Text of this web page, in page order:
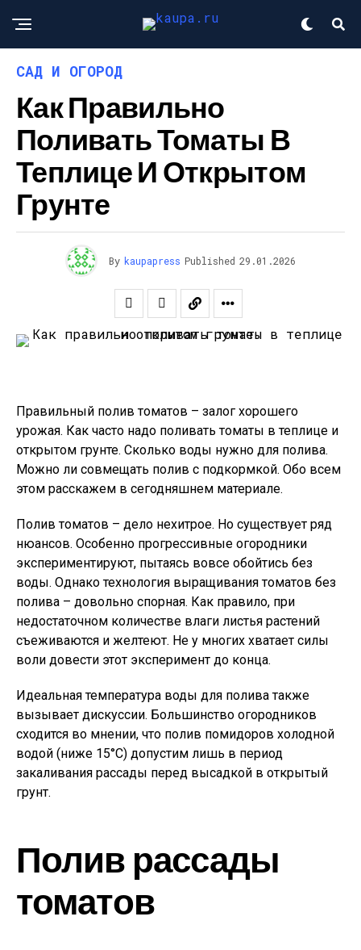
САД И ОГОРОД
Как Правильно
Поливать Томаты В
Теплице И Открытом
Грунте
By kaupapress Published 29.01.2026
Правильный полив томатов – залог хорошего
урожая. Как часто надо поливать томаты в теплице и
открытом грунте. Сколько воды нужно для полива.
Можно ли совмещать полив с подкормкой. Обо всем
этом расскажем в сегодняшнем материале.
Полив томатов – дело нехитрое. Но существует ряд
нюансов. Особенно прогрессивные огородники
экспериментируют, пытаясь вовсе обойтись без
воды. Однако технология выращивания томатов без
полива – довольно спорная. Как правило, при
недостаточном количестве влаги листья растений
съеживаются и желтеют. Не у многих хватает силы
воли довести этот эксперимент до конца.
Идеальная температура воды для полива также
вызывает дискуссии. Большинство огородников
сходится во мнении, что полив помидоров холодной
водой (ниже 15°С) допустим лишь в период
закаливания рассады перед высадкой в открытый
грунт.
Полив рассады
томатов